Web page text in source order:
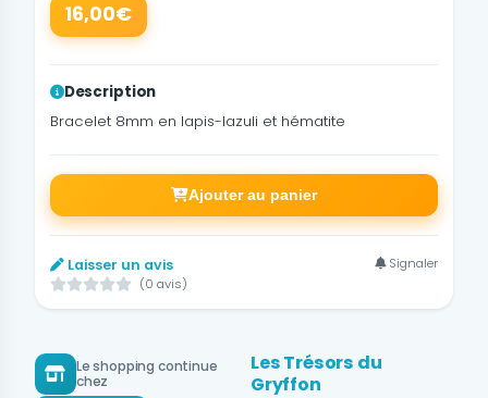
16,00€
Description
Bracelet 8mm en lapis-lazuli et hématite
Ajouter au panier
Laisser un avis
(0 avis)
Signaler
Le shopping continue
chez
Les Trésors du
Gryffon